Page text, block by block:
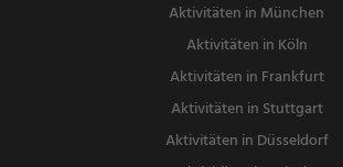
Aktivitäten in München
Aktivitäten in Köln
Aktivitäten in Frankfurt
Aktivitäten in Stuttgart
Aktivitäten in Düsseldorf